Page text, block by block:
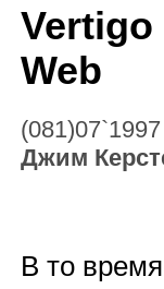
Vertigo
Web
(081)07`1997
Джим
В то